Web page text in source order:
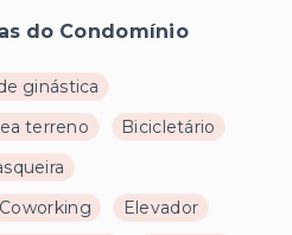
do Condomínio
ginástica
terreno
Bicicletário
Coworking
Elevador